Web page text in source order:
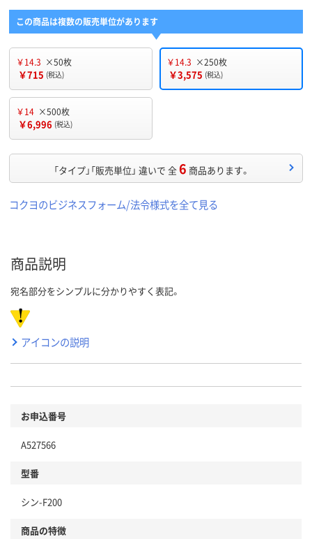
この商品は複数の販売単位があります
￥14.3 ×50枚
￥715 (税込)
￥14.3 ×250枚
￥3,575 (税込)
￥14 ×500枚
￥6,996 (税込)
「タイプ」「販売単位」 違いで 全6 商品あります。
コクヨのビジネスフォーム/法令様式を全て見る
商品説明
宛名部分をシンプルに分かりやすく表記。
アイコンの説明
お申込番号
A527566
型番
シン-F200
商品の特徴